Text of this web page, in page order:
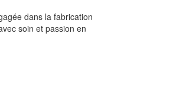
dans la fabrication
soin et passion en